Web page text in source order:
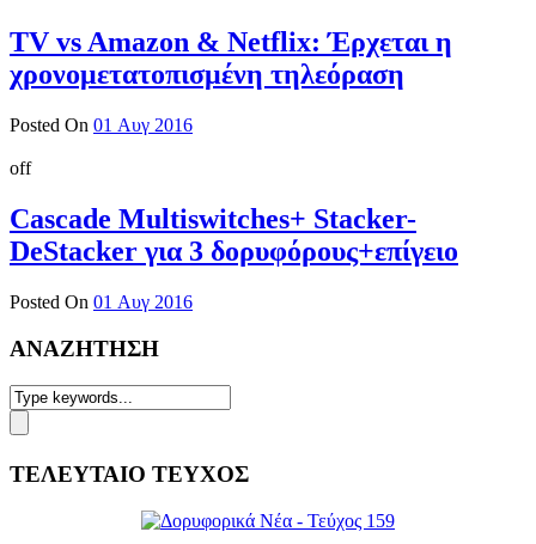
TV vs Amazon & Netflix: Έρχεται η
χρονομετατοπισμένη τηλεόραση
Posted On 01 Αυγ 2016
off
Cascade Multiswitches+ Stacker-
DeStacker για 3 δορυφόρους+επίγειο
Posted On 01 Αυγ 2016
ΑΝΑΖΗΤΗΣΗ
ΤΕΛΕΥΤΑΙΟ ΤΕΥΧΟΣ